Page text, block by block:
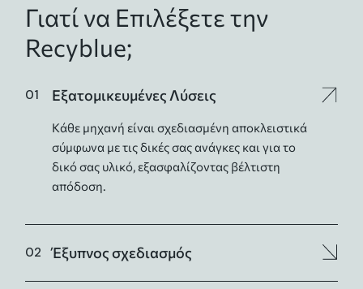
Γιατί να Επιλέξετε την
Recyblue;
Εξατομικευμένες Λύσεις
Κάθε μηχανή είναι σχεδιασμένη αποκλειστικά
σύμφωνα με τις δικές σας ανάγκες και για το
δικό σας υλικό, εξασφαλίζοντας βέλτιστη
απόδοση.
Έξυπνος σχεδιασμός